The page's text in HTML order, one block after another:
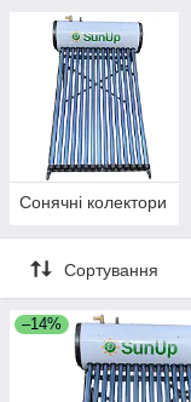
Сонячні колектори
Сортування
–14%